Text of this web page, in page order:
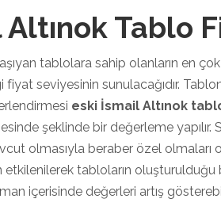
Tablo
tablolara sahip olanların en
fiyat seviyesinin sunulacağıdır.
eski İsmail Altınok
şeklinde bir değerleme yapılır.
olmasıyla beraber özel olmaları
etkilenilerek tabloların
içerisinde değerleri artış